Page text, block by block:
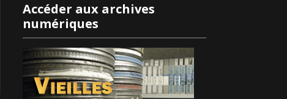
Accéder aux archives
numériques